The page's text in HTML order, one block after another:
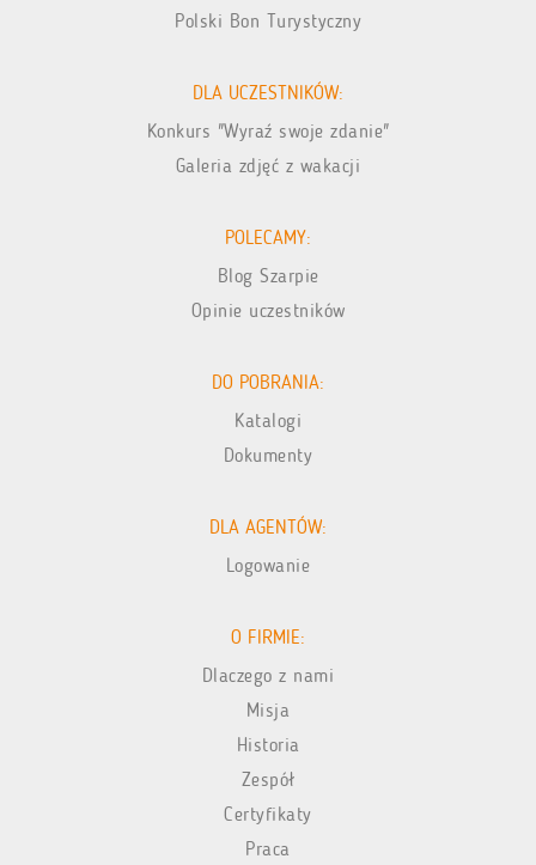
Polski Bon Turystyczny
DLA UCZESTNIKÓW:
Konkurs "Wyraź swoje zdanie"
Galeria zdjęć z wakacji
POLECAMY:
Blog Szarpie
Opinie uczestników
DO POBRANIA:
Katalogi
Dokumenty
DLA AGENTÓW:
Logowanie
O FIRMIE:
Dlaczego z nami
Misja
Historia
Zespół
Certyfikaty
Praca